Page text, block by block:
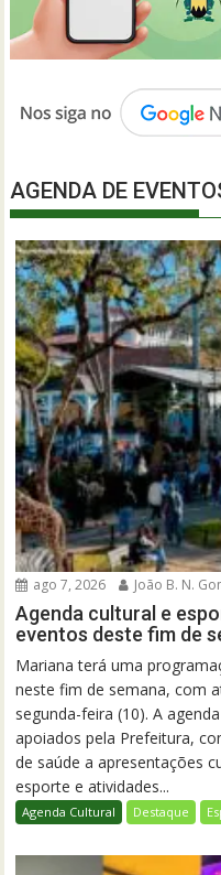
AGENDA DE
ago 7, 2026 João B. N.
Agenda cultural e
eventos deste fim de
Mariana terá uma
neste fim de semana, com
segunda-feira (10). A
apoiados pela Prefeitura,
de saúde a apresentações
esporte e atividades...
Agenda Cultural Destaque